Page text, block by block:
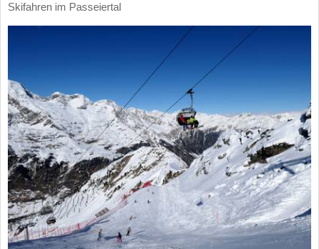
Skifahren im Passeiertal